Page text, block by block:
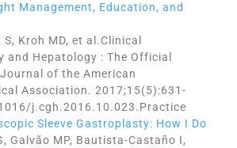
Management, Education, and
Kroh MD, et al.Clinical
and Hepatology : The Official
of the American
Association. 2017;15(5):631-
j.cgh.2016.10.023.Practice
Sleeve Gastroplasty: How I Do
Galvão MP, Bautista-Castaño I,